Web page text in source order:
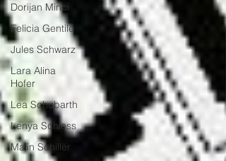
Dorijan Minci
Felicia Gentile
Jules Schwarz
Lara Alina
Hofer
Lea Schubarth
Lenya Schiess
Malin Schiller